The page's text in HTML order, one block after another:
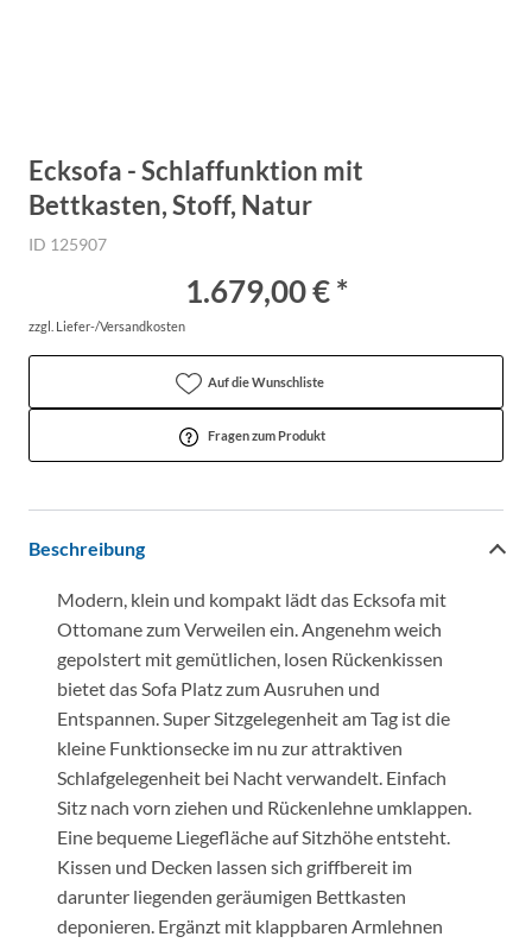
Ecksofa - Schlaffunktion mit
Bettkasten, Stoff, Natur
ID 125907
1.679,00 € *
zzgl. Liefer-/Versandkosten
Auf die Wunschliste
Fragen zum Produkt
Beschreibung
Modern, klein und kompakt lädt das Ecksofa mit
Ottomane zum Verweilen ein. Angenehm weich
gepolstert mit gemütlichen, losen Rückenkissen
bietet das Sofa Platz zum Ausruhen und
Entspannen. Super Sitzgelegenheit am Tag ist die
kleine Funktionsecke im nu zur attraktiven
Schlafgelegenheit bei Nacht verwandelt. Einfach
Sitz nach vorn ziehen und Rückenlehne umklappen.
Eine bequeme Liegefläche auf Sitzhöhe entsteht.
Kissen und Decken lassen sich griffbereit im
darunter liegenden geräumigen Bettkasten
deponieren. Ergänzt mit klappbaren Armlehnen